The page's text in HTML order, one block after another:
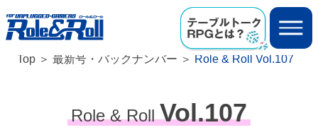
Top 最新号・バックナンバー Role & Roll Vol.107
Role & RollVol.107